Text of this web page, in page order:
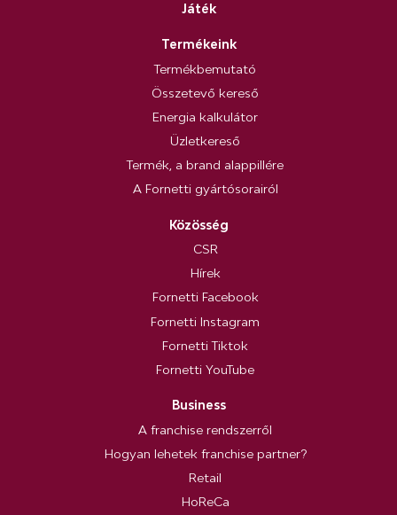
Játék
Termékeink
Termékbemutató
Összetevő kereső
Energia kalkulátor
Üzletkereső
Termék, a brand alappillére
A Fornetti gyártósorairól
Közösség
CSR
Hírek
Fornetti Facebook
Fornetti Instagram
Fornetti Tiktok
Fornetti YouTube
Business
A franchise rendszerről
Hogyan lehetek franchise partner?
Retail
HoReCa